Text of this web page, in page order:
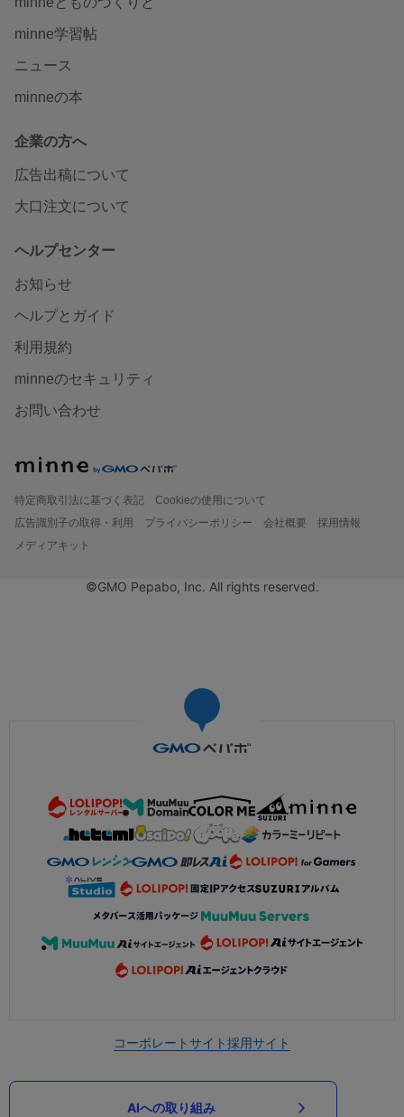
minne学習帖
ニュース
minneの本
企業の方へ
広告出稿について
大口注文について
ヘルプセンター
お知らせ
ヘルプとガイド
利用規約
minneのセキュリティ
お問い合わせ
特定商取引法に基づく表記
Cookieの使用について
広告識別子の取得・利用
プライバシーポリシー 会社概要
採用情報
メディアキット
©GMO Pepabo, Inc. All rights reserved.
コーポレートサイト採用サイト
AIへの取り組み